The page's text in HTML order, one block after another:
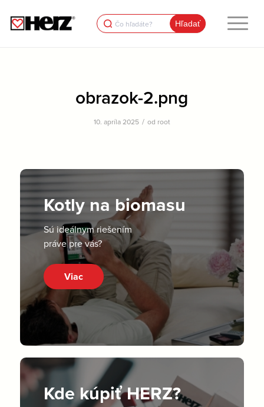
Search
for:
obrazok-2.png
10. apríla 2025 / od root
Kotly na biomasu
Sú ideálnym riešením
práve pre vás?
Viac
Kde kúpiť HERZ?